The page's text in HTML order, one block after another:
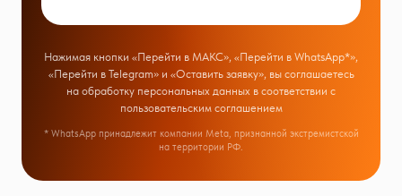
Нажимая кнопки «Перейти в МАКС», «Перейти в WhatsApp*»,
«Перейти в Telegram» и «Оставить заявку», вы соглашаетесь
на обработку персональных данных в соответствии с
пользовательским соглашением
* WhatsApp принадлежит компании Meta, признанной экстремистской
на территории РФ.